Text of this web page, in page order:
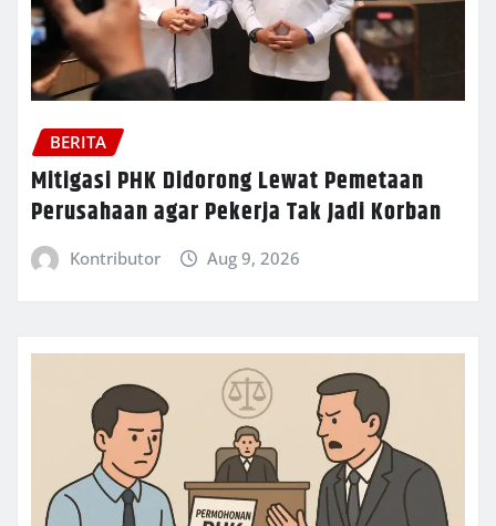
BERITA
Mitigasi PHK Didorong Lewat Pemetaan
Perusahaan agar Pekerja Tak Jadi Korban
Kontributor Aug 9, 2026